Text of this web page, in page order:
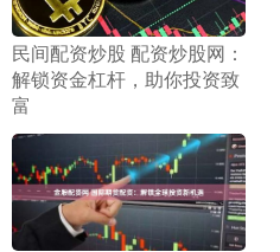
​民间配资炒股 配资炒股网：
解锁资金杠杆，助你投资致
富